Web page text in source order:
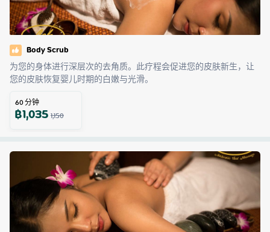
Body Scrub
为您的身体进行深层次的去角质。此疗程会促进您的皮肤新生，让
您的皮肤恢复婴儿时期的白嫩与光滑。
60分钟
฿1,0351,150